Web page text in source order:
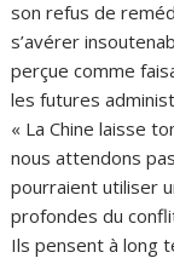
son refus de
s’avérer
perçue comme
les futures
« La Chine laisse
nous attendons
pourraient utiliser
profondes du
Ils pensent à long